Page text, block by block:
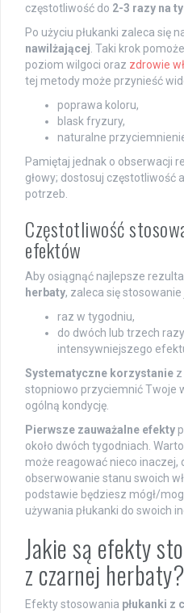
częstotliwość do 2-3 razy na
Po użyciu płukanki zaleca się
nawilżającej. Taki krok
poziom wilgoci oraz zdrowie
tej metody może przynieść
poprawa koloru,
blask fryzury,
naturalne
Pamiętaj jednak o obserwacji
głowy; dostosuj częstotliwość
potrzeb.
Częstotliwość
efektów
Aby osiągnąć najlepsze
herbaty, zaleca się stosowanie
raz w tygodniu,
do dwóch lub trzech
intensywniejszego
Systematyczne korzystanie
stopniowo przyciemnić Twoje
ogólną kondycję.
Pierwsze zauważalne efekty
około dwóch tygodniach.
może reagować nieco
obserwowanie stanu swoich
podstawie będziesz mógł/
używania płukanki do swoich
Jakie są efekty
z czarnej herbaty?
Efekty stosowania płukanki z